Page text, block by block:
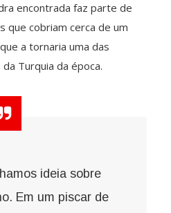
encontrada faz parte de
que cobriam cerca de um
a tornaria uma das
Turquia da época.
ideia sobre
Em um piscar de